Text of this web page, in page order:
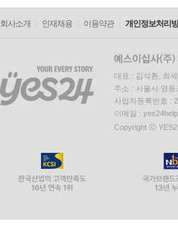
회사소개 인재채용 이용약관 개인정보처리
대표 : 김석환, 최
주소 : 서울시 영
사업자등록번호 :
이메일 :
Copyright ⓒ